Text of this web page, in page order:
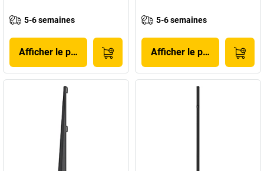
5-6 semaines
Afficher le produit
5-6 semaines
Afficher le produit